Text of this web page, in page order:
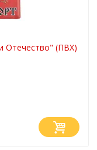
Отечество" (ПВХ)